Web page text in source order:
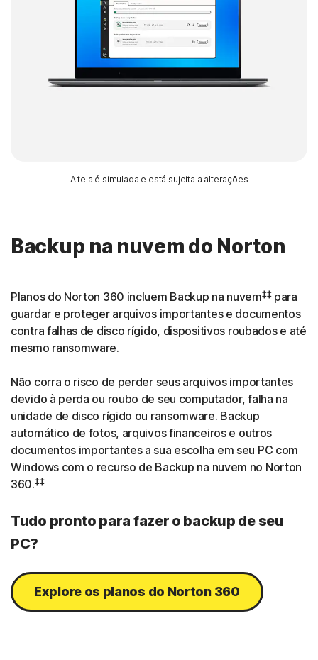
A tela é simulada e está sujeita a alterações
Backup na nuvem do Norton
Planos do Norton 360 incluem Backup na nuvem‡‡para
guardar e proteger arquivos importantes e documentos
contra falhas de disco rígido, dispositivos roubados e até
mesmo ransomware.
Não corra o risco de perder seus arquivos importantes
devido à perda ou roubo de seu computador, falha na
unidade de disco rígido ou ransomware. Backup
automático de fotos, arquivos financeiros e outros
documentos importantes a sua escolha em seu PC com
Windows com o recurso de Backup na nuvem no Norton
360.‡‡
Tudo pronto para fazer o backup de seu
PC?
Explore os planos do Norton 360